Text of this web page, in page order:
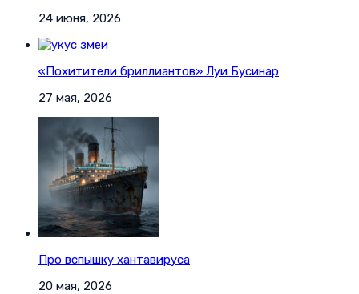
24 июня, 2026
«Похитители бриллиантов» Луи Бусинар
27 мая, 2026
Про вспышку хантавируса
20 мая, 2026